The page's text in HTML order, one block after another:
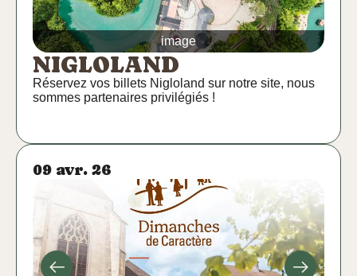
image
NIGLOLAND
Réservez vos billets Nigloland sur notre site, nous
sommes partenaires privilégiés !
09 avr. 26